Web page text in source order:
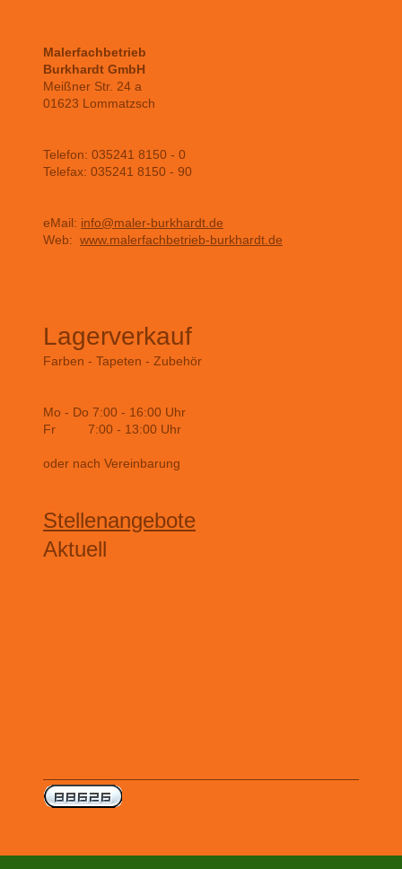
Malerfachbetrieb
Burkhardt GmbH
Meißner Str. 24 a
01623 Lommatzsch
Telefon: 035241 8150 - 0
Telefax: 035241 8150 - 90
eMail: info@maler-burkhardt.de
Web: www.malerfachbetrieb-burkhardt.de
Lagerverkauf
Farben - Tapeten - Zubehör
Mo - Do 7:00 - 16:00 Uhr
Fr 7:00 - 13:00 Uhr
oder nach Vereinbarung
Stellenangebote
Aktuell